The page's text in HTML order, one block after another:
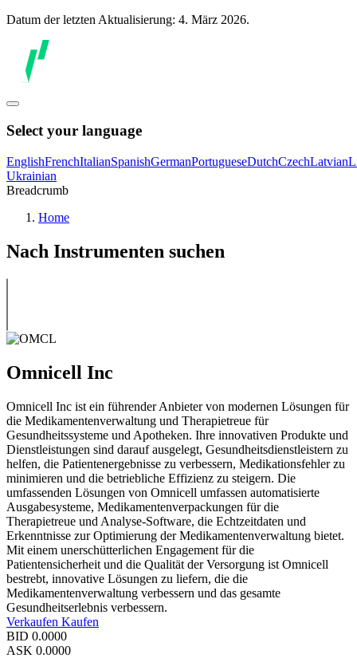
Datum der letzten Aktualisierung: 4. März 2026.
Select your language
EnglishFrenchItalianSpanishGermanPortugueseDutchCzechLatvian
Ukrainian
Breadcrumb
Home
Nach Instrumenten suchen
Omnicell Inc
Omnicell Inc ist ein führender Anbieter von modernen Lösungen für
die Medikamentenverwaltung und Therapietreue für
Gesundheitssysteme und Apotheken. Ihre innovativen Produkte und
Dienstleistungen sind darauf ausgelegt, Gesundheitsdienstleistern zu
helfen, die Patientenergebnisse zu verbessern, Medikationsfehler zu
minimieren und die betriebliche Effizienz zu steigern. Die
umfassenden Lösungen von Omnicell umfassen automatisierte
Ausgabesysteme, Medikamentenverpackungen für die
Therapietreue und Analyse-Software, die Echtzeitdaten und
Erkenntnisse zur Optimierung der Medikamentenverwaltung bietet.
Mit einem unerschütterlichen Engagement für die
Patientensicherheit und die Qualität der Versorgung ist Omnicell
bestrebt, innovative Lösungen zu liefern, die die
Medikamentenverwaltung verbessern und das gesamte
Gesundheitserlebnis verbessern.
Verkaufen Kaufen
BID 0.0000
ASK 0.0000